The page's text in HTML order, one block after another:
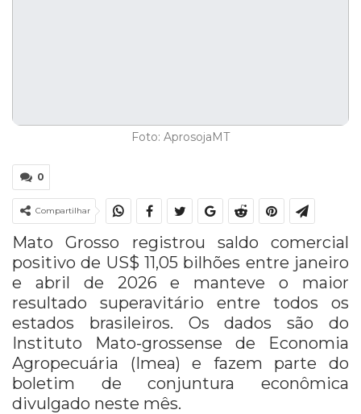
Foto: AprosojaMT
0
Compartilhar
Mato Grosso registrou saldo comercial
positivo de US$ 11,05 bilhões entre janeiro
e abril de 2026 e manteve o maior
resultado superavitário entre todos os
estados brasileiros. Os dados são do
Instituto Mato-grossense de Economia
Agropecuária (Imea) e fazem parte do
boletim de conjuntura econômica
divulgado neste mês.